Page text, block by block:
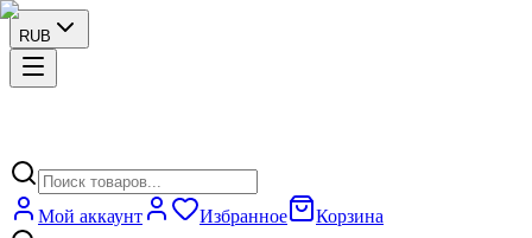
RUB
Мой аккаунт Избранное
Корзина